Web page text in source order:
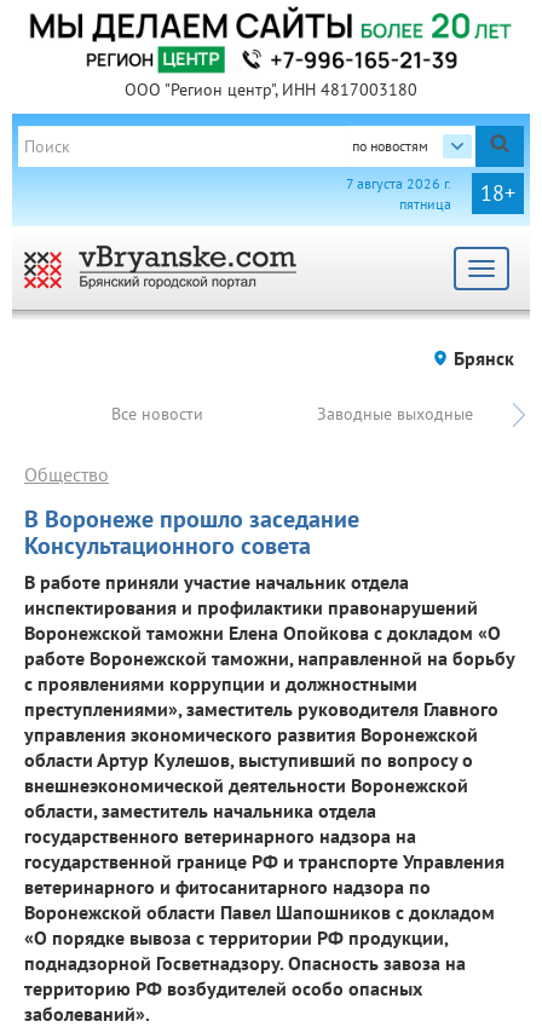
ООО "Регион центр", ИНН 4817003180
по новостям
18+
7 августа 2026 г.
пятница
Toggle
Брянск
Все новости Заводные выходные
В Воронеже прошло заседание
Консультационного совета
Общество
В работе приняли участие начальник отдела
инспектирования и профилактики правонарушений
Воронежской таможни Елена Опойкова с докладом «О
работе Воронежской таможни, направленной на борьбу
с проявлениями коррупции и должностными
преступлениями», заместитель руководителя Главного
управления экономического развития Воронежской
области Артур Кулешов, выступивший по вопросу о
внешнеэкономической деятельности Воронежской
области, заместитель начальника отдела
государственного ветеринарного надзора на
государственной границе РФ и транспорте Управления
ветеринарного и фитосанитарного надзора по
Воронежской области Павел Шапошников с докладом
«О порядке вывоза с территории РФ продукции,
поднадзорной Госветнадзору. Опасность завоза на
территорию РФ возбудителей особо опасных
заболеваний».